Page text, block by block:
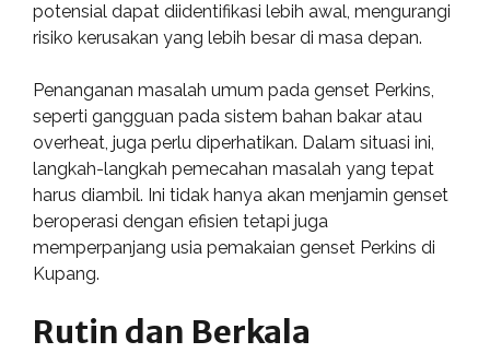
potensial dapat diidentifikasi lebih awal, mengurangi
risiko kerusakan yang lebih besar di masa depan.
Penanganan masalah umum pada genset Perkins,
seperti gangguan pada sistem bahan bakar atau
overheat, juga perlu diperhatikan. Dalam situasi ini,
langkah-langkah pemecahan masalah yang tepat
harus diambil. Ini tidak hanya akan menjamin genset
beroperasi dengan efisien tetapi juga
memperpanjang usia pemakaian genset Perkins di
Kupang.
Rutin dan Berkala